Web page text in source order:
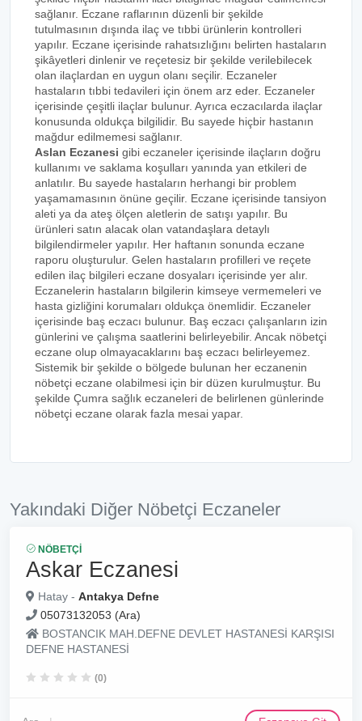
sağlanır. Eczane raflarının düzenli bir şekilde
tutulmasının dışında ilaç ve tıbbi ürünlerin kontrolleri
yapılır. Eczane içerisinde rahatsızlığını belirten hastaların
şikâyetleri dinlenir ve reçetesiz bir şekilde verilebilecek
olan ilaçlardan en uygun olanı seçilir. Eczaneler
hastaların tıbbi tedavileri için önem arz eder. Eczaneler
içerisinde çeşitli ilaçlar bulunur. Ayrıca eczacılarda ilaçlar
konusunda oldukça bilgilidir. Bu sayede hiçbir hastanın
mağdur edilmemesi sağlanır.
Aslan Eczanesi gibi eczaneler içerisinde ilaçların doğru
kullanımı ve saklama koşulları yanında yan etkileri de
anlatılır. Bu sayede hastaların herhangi bir problem
yaşamamasının önüne geçilir. Eczane içerisinde tansiyon
aleti ya da ateş ölçen aletlerin de satışı yapılır. Bu
ürünleri satın alacak olan vatandaşlara detaylı
bilgilendirmeler yapılır. Her haftanın sonunda eczane
raporu oluşturulur. Gelen hastaların profilleri ve reçete
edilen ilaç bilgileri eczane dosyaları içerisinde yer alır.
Eczanelerin hastaların bilgilerin kimseye vermemeleri ve
hasta gizliğini korumaları oldukça önemlidir. Eczaneler
içerisinde baş eczacı bulunur. Baş eczacı çalışanların izin
günlerini ve çalışma saatlerini belirleyebilir. Ancak nöbetçi
eczane olup olmayacaklarını baş eczacı belirleyemez.
Sistemik bir şekilde o bölgede bulunan her eczanenin
nöbetçi eczane olabilmesi için bir düzen kurulmuştur. Bu
şekilde Çumra sağlık eczaneleri de belirlenen günlerinde
nöbetçi eczane olarak fazla mesai yapar.
Yakındaki Diğer Nöbetçi Eczaneler
NÖBETÇI
Askar Eczanesi
Hatay - Antakya Defne
05073132053 (Ara)
BOSTANCIK MAH.DEFNE DEVLET HASTANESİ KARŞISI
DEFNE HASTANESİ
(0)